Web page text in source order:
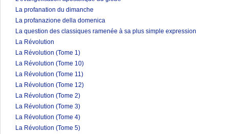
La profanation du dimanche
La profanazione della domenica
La question des classiques ramenée à sa plus simple expression
La Révolution
La Révolution (Tome 1)
La Révolution (Tome 10)
La Révolution (Tome 11)
La Révolution (Tome 12)
La Révolution (Tome 2)
La Révolution (Tome 3)
La Révolution (Tome 4)
La Révolution (Tome 5)